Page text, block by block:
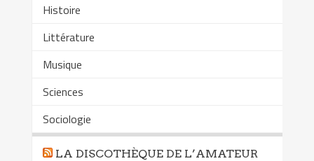
Histoire
Littérature
Musique
Sciences
Sociologie
LA DISCOTHÈQUE DE L’AMATEUR